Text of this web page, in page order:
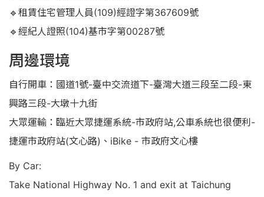
🔹租賃住宅管理人員(109)經證字第367609號
🔹經紀人證照(104)基市字第00287號
周邊環境
自行開車：國道1號-臺中交流道下-臺灣大道三段至二段-東
興路三段-大墩十九街
大眾運輸：臨近大眾捷運系統-市政府站,公車系統也很便利-
捷運市政府站(文心路)、iBike - 市政府文心樓
By Car:
Take National Highway No. 1 and exit at Taichung